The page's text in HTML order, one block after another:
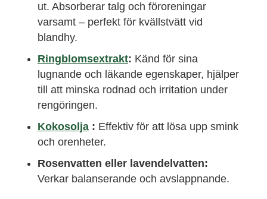
ut. Absorberar talg och föroreningar
varsamt – perfekt för kvällstvätt vid
blandhy.
Ringblomsextrakt: Känd för sina
lugnande och läkande egenskaper, hjälper
till att minska rodnad och irritation under
rengöringen.
Kokosolja: Effektiv för att lösa upp smink
och orenheter.
Rosenvatten eller lavendelvatten:
Verkar balanserande och avslappnande.